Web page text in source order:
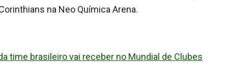
na Neo Química Arena.
time brasileiro vai receber no Mundial de Clubes